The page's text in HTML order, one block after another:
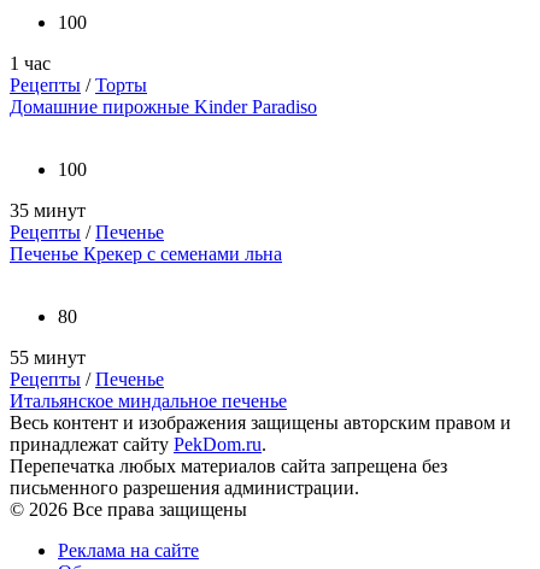
100
1 час
Рецепты /Торты
Домашние пирожные Kinder Paradiso
100
35 минут
Рецепты /Печенье
Печенье Крекер с семенами льна
80
55 минут
Рецепты /Печенье
Итальянское миндальное печенье
Весь контент и изображения защищены авторским правом и
принадлежат сайту PekDom.ru.
Перепечатка любых материалов сайта запрещена без
письменного разрешения администрации.
© 2026 Все права защищены
Реклама на сайте